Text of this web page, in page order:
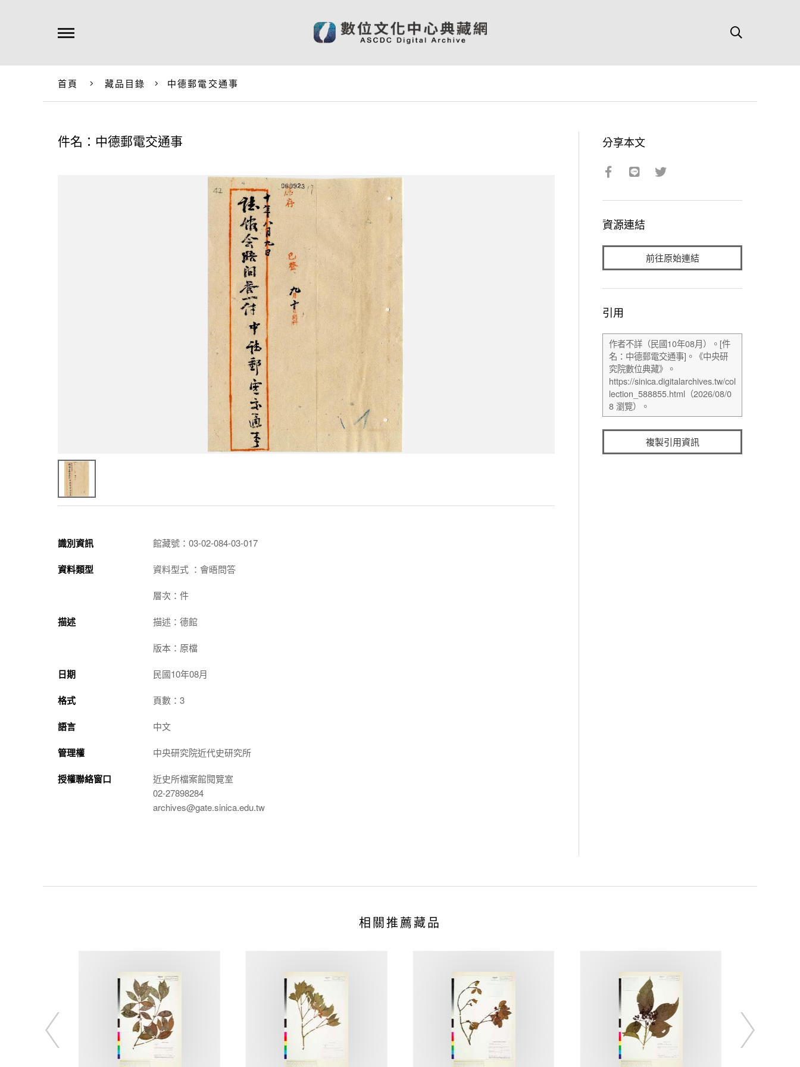
首頁 藏品目錄 中德郵電交通事
件名：中德郵電交通事
識別資訊 館藏號：03-02-084-03-017
資料類型 資料型式 ：會晤問答
層次：件
描述 描述：德館
版本：原檔
日期 民國10年08月
格式 頁數：3
語言 中文
管理權 中央研究院近代史研究所
授權聯絡窗口
近史所檔案館閱覽室
02-27898284
archives@gate.sinica.edu.tw
分享本文
資源連結
前往原始連結
引用
複製引用資訊
相關推薦藏品